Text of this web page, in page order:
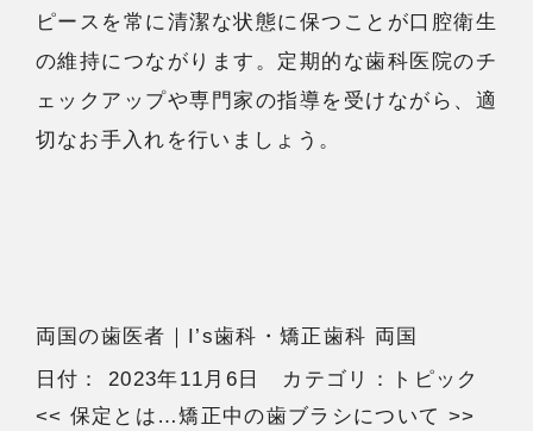
ピースを常に清潔な状態に保つことが口腔衛生
の維持につながります。定期的な歯科医院のチ
ェックアップや専門家の指導を受けながら、適
切なお手入れを行いましょう。
両国の歯医者 ｜I’s歯科・矯正歯科 両国
日付：2023年11月6日 カテゴリ：
トピック
<< 保定とは…矯正中の歯ブラシについて >>